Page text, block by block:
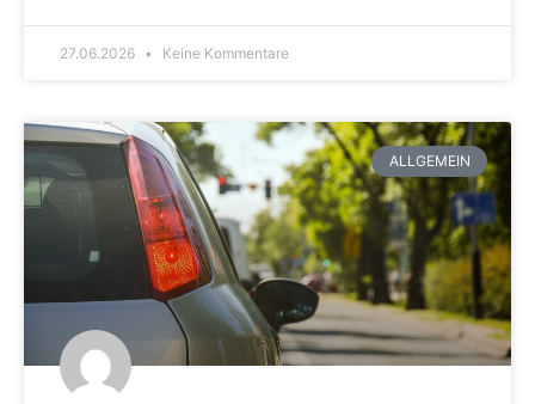
27.06.2026 Keine Kommentare
ALLGEMEIN